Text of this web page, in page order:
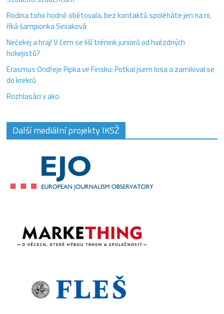
Rodina toho hodně obětovala, bez kontaktů spoléháte jen na ni,
říká šampionka Siniaková
Nečekej a hraj! V čem se liší trénink juniorů od hvězdných
hokejistů?
Erasmus Ondřeje Pipka ve Finsku: Potkal jsem losa a zamiloval se
do krekrů
Rozhlasáci v akci
Další mediální projekty IKSŽ